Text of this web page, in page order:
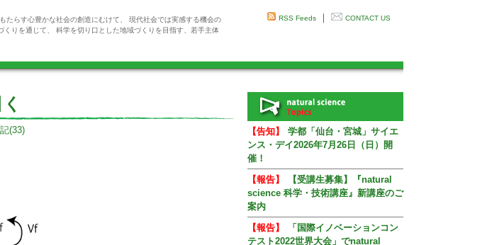
らす心豊かな社会の創造にむけて、 現代社会では実感する機会の
りを通じて、 科学を切り口とした地域づくりを目指す、若手主体
RSS Feeds ｜ CONTACT US
(33) 【告知】
学都「仙台・宮城」サイエ
ンス・デイ2026年7月26日（日）開
催！
【報告】
【受講生募集】『natural
science 科学・技術講座』新講座のご
案内
【報告】
「国際イノベーションコン
テスト2022世界大会」でnatural